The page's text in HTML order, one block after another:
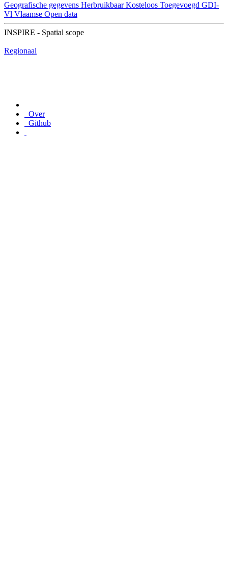
Geografische gegevens Herbruikbaar Kosteloos Toegevoegd GDI-
Vl Vlaamse Open data
INSPIRE - Spatial scope
Regionaal
Over
Github